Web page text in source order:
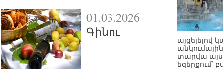
01.03.2026
Գինու
այցելելով
տարվա այս
եզերքում՝